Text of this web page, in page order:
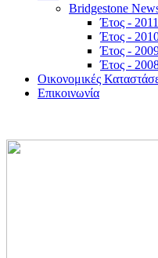
Bridgestone
Έτος - 2011
Έτος -
Έτος -
Έτος -
Οικονομικές
Επικοινωνία